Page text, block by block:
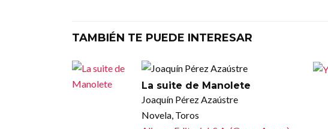
TAMBIÉN TE PUEDE INTERESAR
La suite de Manolete
Joaquín Pérez Azaústre
Novela, Toros